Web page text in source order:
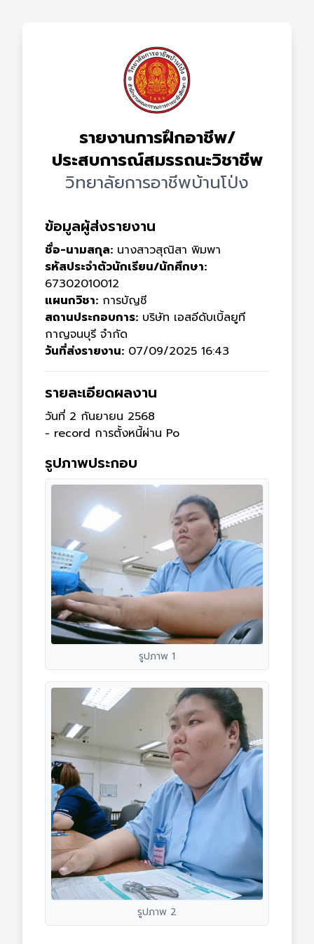
รายงานการฝึกอาชีพ/
ประสบการณ์สมรรถนะวิชาชีพ
วิทยาลัยการอาชีพบ้านโป่ง
ข้อมูลผู้ส่งรายงาน
ชื่อ-นามสกุล: นางสาวสุณิสา พิมพา
รหัสประจำตัวนักเรียน/นักศึกษา:
67302010012
แผนกวิชา: การบัญชี
สถานประกอบการ: บริษัท เอสอีดับเบิ้ลยูที
กาญจนบุรี จำกัด
วันที่ส่งรายงาน: 07/09/2025 16:43
รายละเอียดผลงาน
วันที่ 2 กันยายน 2568
- record การตั้งหนี้ผ่าน Po
รูปภาพประกอบ
รูปภาพ 1
รูปภาพ 2